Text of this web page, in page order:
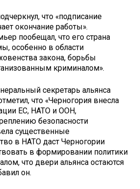
что «подписание
окончание работы».
пообещал, что его страна
особенно в области
закона, борьбы
криминалом».
секретарь альянса
что «Черногория внесла
ЕС, НАТО и ООН,
безопасности
существенные
в НАТО даст Черногории
в формировании политики
что двери альянса остаются
он.